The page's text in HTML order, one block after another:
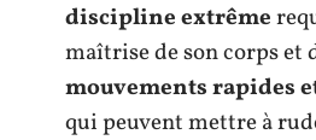
discipline extrême
maîtrise de son corps et
mouvements rapides
qui peuvent mettre à